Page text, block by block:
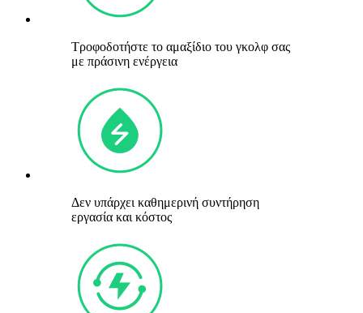
Τροφοδοτήστε το αμαξίδιο του γκολφ σας
με πράσινη ενέργεια
Δεν υπάρχει καθημερινή συντήρηση
εργασία και κόστος